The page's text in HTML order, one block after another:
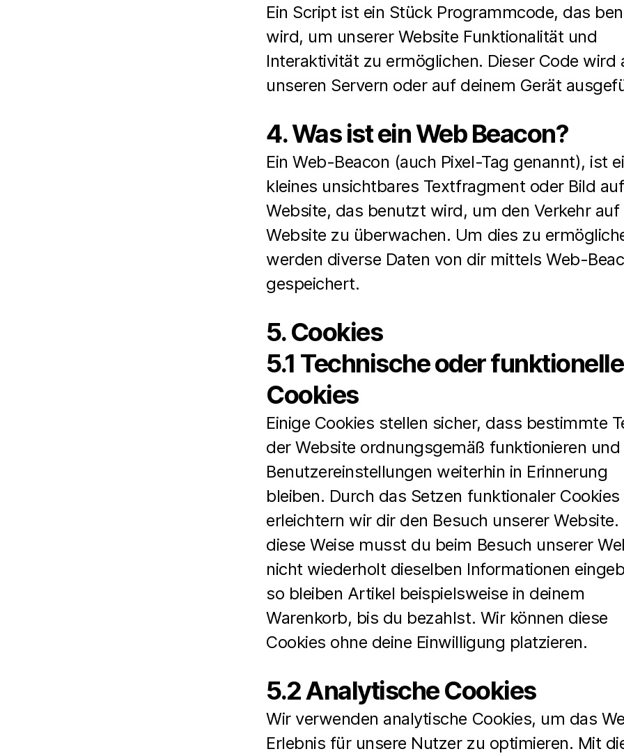
Ein Script ist ein Stück Programmcode, das
wird, um unserer Website Funktionalität und
Interaktivität zu ermöglichen. Dieser Code wird
unseren Servern oder auf deinem Gerät
4. Was ist ein Web Beacon?
Ein Web-Beacon (auch Pixel-Tag genannt), ist
kleines unsichtbares Textfragment oder Bild
Website, das benutzt wird, um den Verkehr auf
Website zu überwachen. Um dies zu
werden diverse Daten von dir mittels Web-
gespeichert.
5. Cookies
5.1 Technische oder funktionelle
Cookies
Einige Cookies stellen sicher, dass bestimmte
der Website ordnungsgemäß funktionieren und
Benutzereinstellungen weiterhin in Erinnerung
bleiben. Durch das Setzen funktionaler Cookies
erleichtern wir dir den Besuch unserer
diese Weise musst du beim Besuch unserer
nicht wiederholt dieselben Informationen
so bleiben Artikel beispielsweise in deinem
Warenkorb, bis du bezahlst. Wir können diese
Cookies ohne deine Einwilligung platzieren.
5.2 Analytische Cookies
Wir verwenden analytische Cookies, um das
Erlebnis für unsere Nutzer zu optimieren. Mit